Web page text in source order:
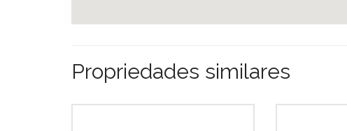
Propriedades similares